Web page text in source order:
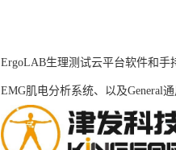
ErgoLAB生理测试云平台软件和手
EMG肌电分析系统、以及General通